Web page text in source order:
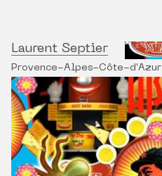
Laurent Septier
Provence-Alpes-Côte-d'Azur